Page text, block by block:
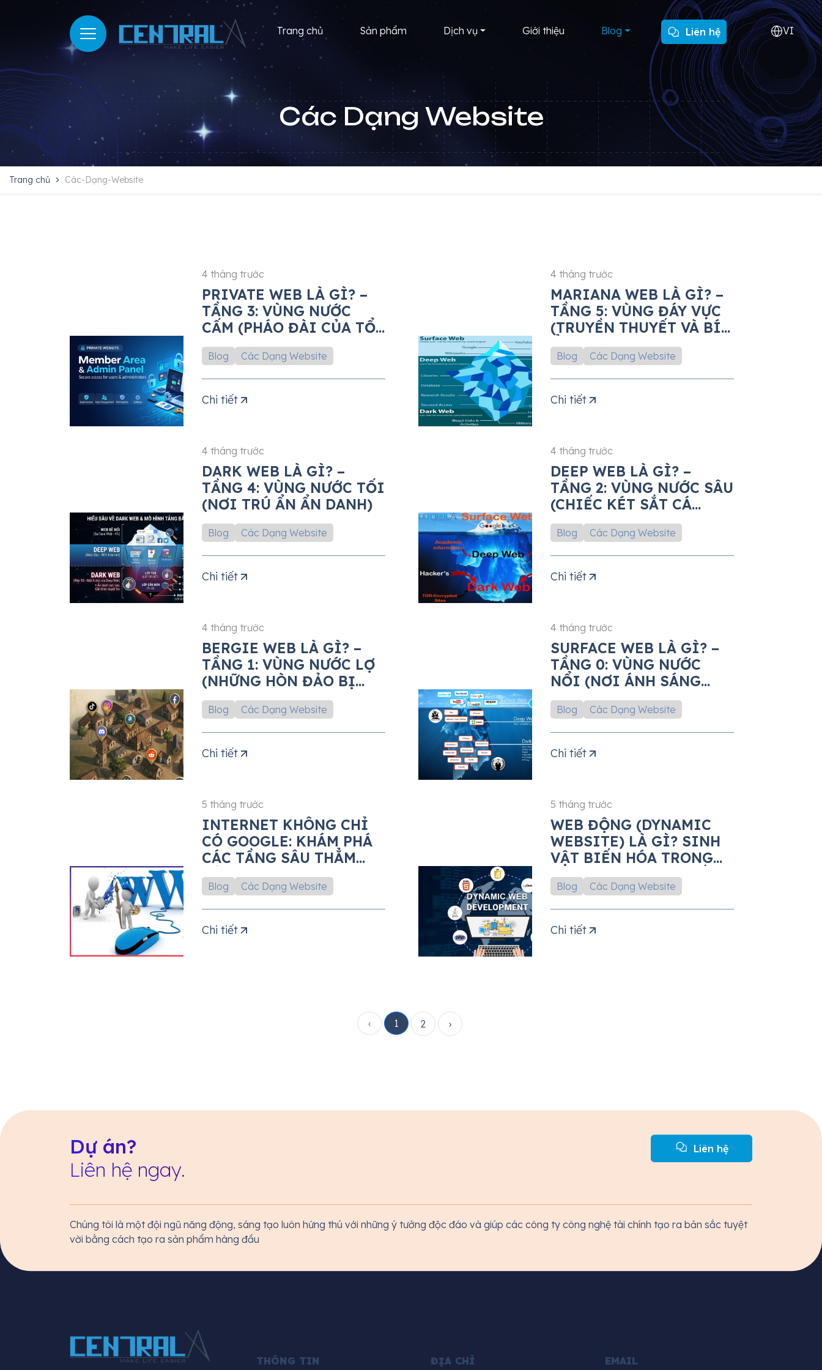
Trang chủ Sản phẩm Dịch vụ Giới thiệu Blog Liên hệ VI
Các Dạng Website
Trang chủ Các-Dạng-Website
4 tháng trước
PRIVATE WEB LÀ GÌ? –
TẦNG 3: VÙNG NƯỚC
CẤM (PHÁO ĐÀI CỦA TỔ
CHỨC)
Blog Các Dạng Website
Chi tiết
4 tháng trước
MARIANA WEB LÀ GÌ? –
TẦNG 5: VÙNG ĐÁY VỰC
(TRUYỀN THUYẾT VÀ BÍ
ẨN)
Blog Các Dạng Website
Chi tiết
4 tháng trước
DARK WEB LÀ GÌ? –
TẦNG 4: VÙNG NƯỚC TỐI
(NƠI TRÚ ẨN ẨN DANH)
Blog Các Dạng Website
Chi tiết
4 tháng trước
DEEP WEB LÀ GÌ? –
TẦNG 2: VÙNG NƯỚC SÂU
(CHIẾC KÉT SẮT CÁ
NHÂN)
Blog Các Dạng Website
Chi tiết
4 tháng trước
BERGIE WEB LÀ GÌ? –
TẦNG 1: VÙNG NƯỚC LỢ
(NHỮNG HÒN ĐẢO BỊ
LÃNG QUÊN)
Blog Các Dạng Website
Chi tiết
4 tháng trước
SURFACE WEB LÀ GÌ? –
TẦNG 0: VÙNG NƯỚC
NỔI (NƠI ÁNH SÁNG
LUÔN HIỆN HỮU)
Blog Các Dạng Website
Chi tiết
5 tháng trước
INTERNET KHÔNG CHỈ
CÓ GOOGLE: KHÁM PHÁ
CÁC TẦNG SÂU THẲM
CỦA WEBSITE
Blog Các Dạng Website
Chi tiết
5 tháng trước
WEB ĐỘNG (DYNAMIC
WEBSITE) LÀ GÌ? SINH
VẬT BIẾN HÓA TRONG
LÒNG ĐẠI DƯƠNG SỐ
Blog Các Dạng Website
Chi tiết
‹ 1 2 ›
Dự án?
Liên hệ ngay.
Liên hệ
Chúng tôi là một đội ngũ năng động, sáng tạo luôn hứng thú với những ý tưởng độc đáo và giúp các công ty công nghệ tài chính tạo ra bản sắc tuyệt
vời bằng cách tạo ra sản phẩm hàng đầu
THÔNG TIN ĐỊA CHỈ EMAIL